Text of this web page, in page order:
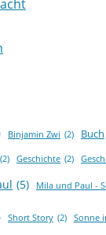
Binjamin Zwi (2) Buch
(2) Geschichte (2)
(5) Mila und Paul -
Short Story (2) Sonne